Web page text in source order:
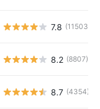
7.8 (11503)
8.2 (8807)
8.7 (4354)